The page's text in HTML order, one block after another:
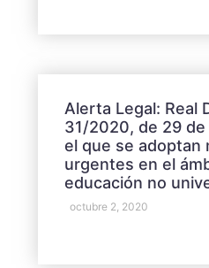
Alerta Legal: Real
31/2020, de 29
el que se adoptan
urgentes en el
educación no
octubre 2, 2020